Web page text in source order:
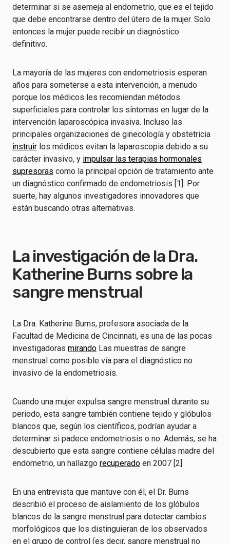
determinar si se asemeja al endometrio, que es el tejido
que debe encontrarse dentro del útero de la mujer. Solo
entonces la mujer puede recibir un diagnóstico
definitivo.
La mayoría de las mujeres con endometriosis esperan
años para someterse a esta intervención, a menudo
porque los médicos les recomiendan métodos
superficiales para controlar los síntomas en lugar de la
intervención laparoscópica invasiva. Incluso las
principales organizaciones de ginecología y obstetricia
instruir los médicos evitan la laparoscopia debido a su
carácter invasivo, y impulsar las terapias hormonales
supresoras como la principal opción de tratamiento ante
un diagnóstico confirmado de endometriosis [1]. Por
suerte, hay algunos investigadores innovadores que
están buscando otras alternativas.
La investigación de la Dra.
Katherine Burns sobre la
sangre menstrual
La Dra. Katherine Burns, profesora asociada de la
Facultad de Medicina de Cincinnati, es una de las pocas
investigadoras mirando Las muestras de sangre
menstrual como posible vía para el diagnóstico no
invasivo de la endometriosis.
Cuando una mujer expulsa sangre menstrual durante su
periodo, esta sangre también contiene tejido y glóbulos
blancos que, según los científicos, podrían ayudar a
determinar si padece endometriosis o no. Además, se ha
descubierto que esta sangre contiene células madre del
endometrio, un hallazgo recuperado en 2007 [2].
En una entrevista que mantuve con él, el Dr. Burns
describió el proceso de aislamiento de los glóbulos
blancos de la sangre menstrual para detectar cambios
morfológicos que los distinguieran de los observados
en el grupo de control (es decir, sangre menstrual no